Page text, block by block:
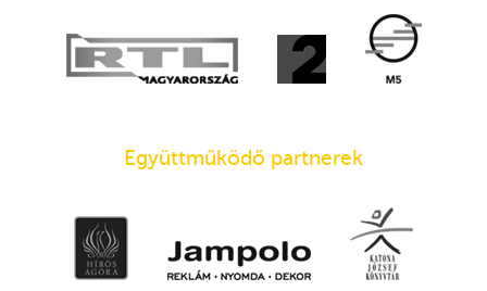
Együttműködő partnerek